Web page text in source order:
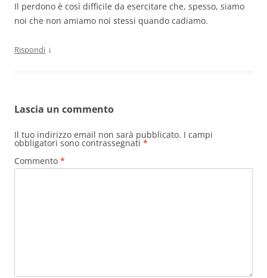
Il perdono è così difficile da esercitare che, spesso, siamo
noi che non amiamo noi stessi quando cadiamo.
Rispondi ↓
Lascia un commento
Il tuo indirizzo email non sarà pubblicato. I campi
obbligatori sono contrassegnati *
Commento *